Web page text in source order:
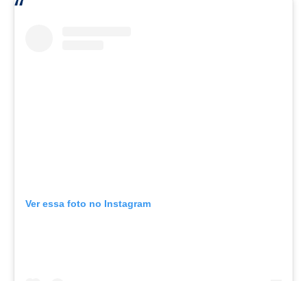
Ver essa foto no Instagram